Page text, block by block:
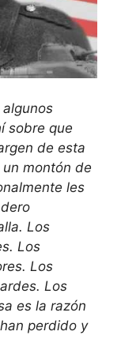
algunos
sobre que
de esta
montón de
les
Los
Los
Los
Los
es la razón
perdido y